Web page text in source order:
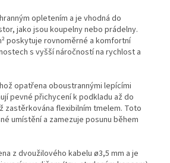
opletením a je vhodná do
jako jsou koupelny nebo prádelny.
poskytuje rovnoměrné a komfortní
s vyšší náročností na rychlost a
opatřena oboustrannými lepícími
pevné přichycení k podkladu až do
zastěrkována flexibilním tmelem. Toto
umístění a zamezuje posunu během
z dvoužilového kabelu ø3,5 mm a je